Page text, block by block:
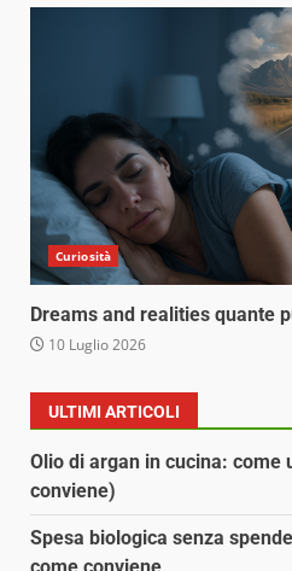
Curiosità
Dreams and realities quante
10 Luglio 2026
ULTIMI ARTICOLI
Olio di argan in cucina: come
conviene)
Spesa biologica senza